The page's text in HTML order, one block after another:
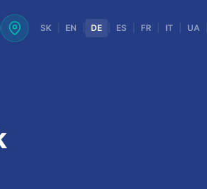
SK EN DE ES FR IT UA